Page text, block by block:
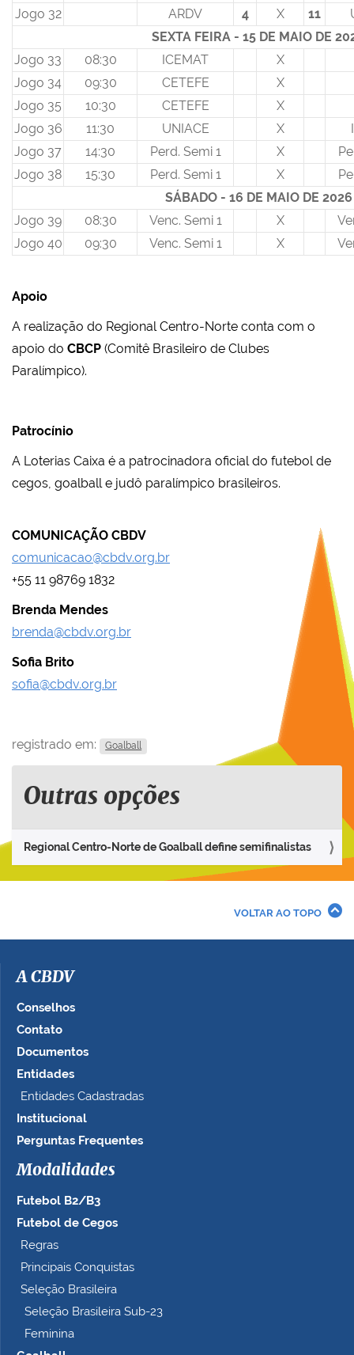
Jogo 32
ARDV 4 X 11
SEXTA FEIRA - 15 DE MAIO DE
Jogo 33
08:30 ICEMAT
X
Jogo 34
09:30 CETEFE
X
Jogo 35
10:30 CETEFE
X
Jogo 36
11:30 UNIACE X
Jogo 37
14:30 Perd. Semi 1 X
Jogo 38
15:30 Perd. Semi 1 X
SÁBADO- 16 DE MAIO DE
Jogo 39
08:30 Venc. Semi 1 X
Jogo 40
09:30 Venc. Semi 1 X
Apoio
A realização do Regional Centro-Norte conta com o
apoio do CBCP (Comitê Brasileiro de Clubes
Paralímpico).
Patrocínio
A Loterias Caixa é a patrocinadora oficial do futebol de
cegos, goalball e judô paralímpico brasileiros.
COMUNICAÇÃO CBDV
comunicacao@cbdv.org.br
+55 11 98769 1832
Brenda Mendes
brenda@cbdv.org.br
Sofia Brito
sofia@cbdv.org.br
registrado em: Goalball
Outras opções
Regional Centro-Norte de Goalball define semifinalistas
VOLTAR AO TOPO
A CBDV
Conselhos
Contato
Documentos
Entidades
Entidades Cadastradas
Institucional
Perguntas Frequentes
Modalidades
Futebol B2/B3
Futebol de Cegos
Regras
Principais Conquistas
Seleção Brasileira
Seleção Brasileira Sub-23
Feminina